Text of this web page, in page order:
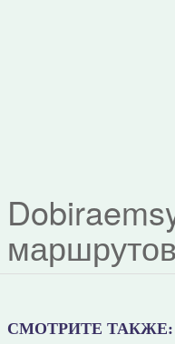
маршрутов
СМОТРИТЕ ТАКЖЕ: